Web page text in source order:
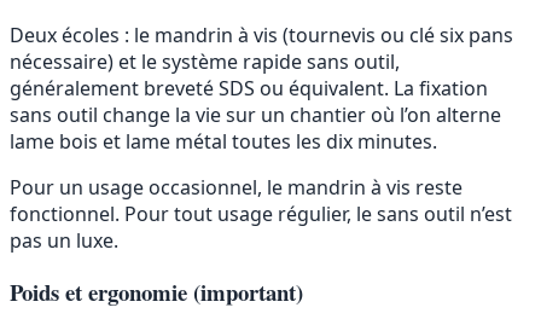
Deux écoles : le mandrin à vis (tournevis ou clé six pans
nécessaire) et le système rapide sans outil,
généralement breveté SDS ou équivalent. La fixation
sans outil change la vie sur un chantier où l’on alterne
lame bois et lame métal toutes les dix minutes.
Pour un usage occasionnel, le mandrin à vis reste
fonctionnel. Pour tout usage régulier, le sans outil n’est
pas un luxe.
Poids et ergonomie (important)